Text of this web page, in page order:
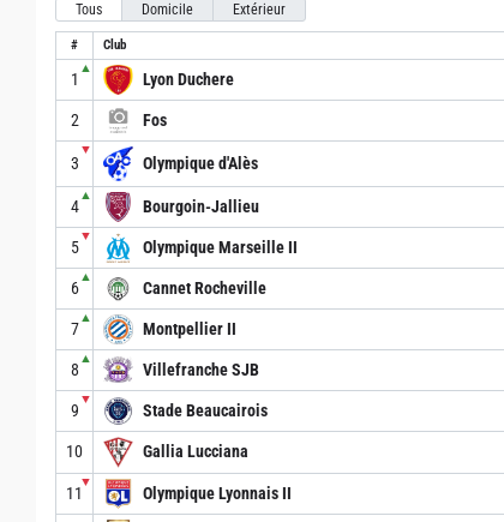
Tous Domicile Extérieur
# Club
1
▲
Lyon Duchere
2 Fos
3
▼
Olympique d'Alès
4
▲
Bourgoin-Jallieu
5
▼
Olympique Marseille II
6
▲
Cannet Rocheville
7
▲
Montpellier II
8
▲
Villefranche SJB
9
▼
Stade Beaucairois
10 Gallia Lucciana
11
▼
Olympique Lyonnais II